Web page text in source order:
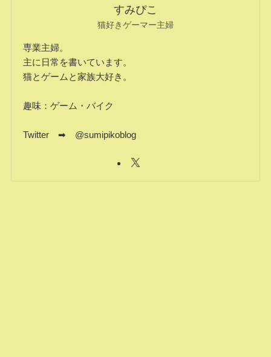
すみぴこ
猫好きゲーマー主婦
専業主婦。
主に日常を書いています。
猫とゲームと家族大好き。
趣味：ゲーム・バイク
Twitter ➡ @sumipikoblog